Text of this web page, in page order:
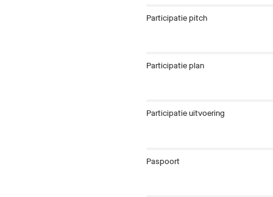
Participatie pitch
Participatie plan
Participatie uitvoering
Paspoort